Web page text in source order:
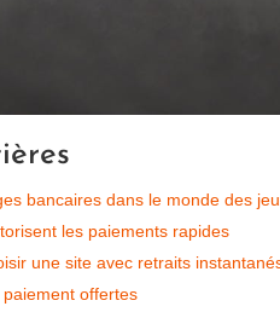
bancaires dans le monde des
les paiements rapides
une site avec retraits
offertes